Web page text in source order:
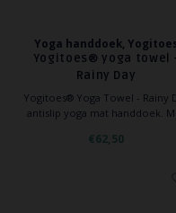
Yoga handdoek,
Yogitoes® yoga towel -
Rainy Day
Yogitoes® Yoga Towel - Rainy
antislip yoga mat handdoek.
houdt deze handdoek op zijn
€62,50